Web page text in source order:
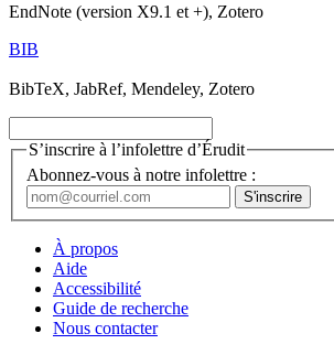
EndNote (version X9.1 et +), Zotero
BIB
BibTeX, JabRef, Mendeley, Zotero
S’inscrire à l’infolettre d’Érudit
Abonnez-vous à notre infolettre :
À propos
Aide
Accessibilité
Guide de recherche
Nous contacter